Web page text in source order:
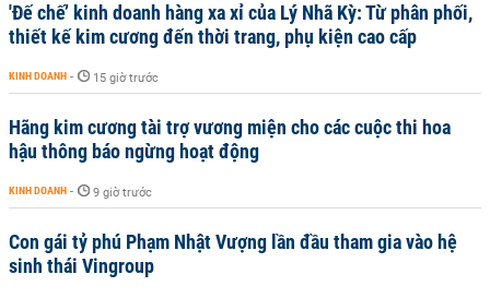
'Đế chế’ kinh doanh hàng xa xỉ của Lý Nhã Kỳ: Từ phân phối,
thiết kế kim cương đến thời trang, phụ kiện cao cấp
KINH DOANH - 15 giờ trước
Hãng kim cương tài trợ vương miện cho các cuộc thi hoa
hậu thông báo ngừng hoạt động
KINH DOANH - 9 giờ trước
Con gái tỷ phú Phạm Nhật Vượng lần đầu tham gia vào hệ
sinh thái Vingroup